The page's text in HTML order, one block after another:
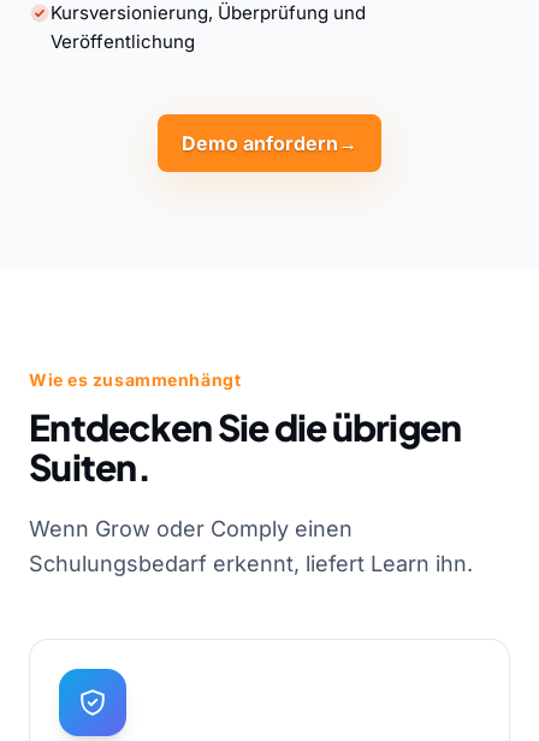
Kursversionierung, Überprüfung und
Veröffentlichung
Demo anfordern →
Wie es zusammenhängt
Entdecken Sie die übrigen
Suiten.
Wenn Grow oder Comply einen
Schulungsbedarf erkennt, liefert Learn ihn.